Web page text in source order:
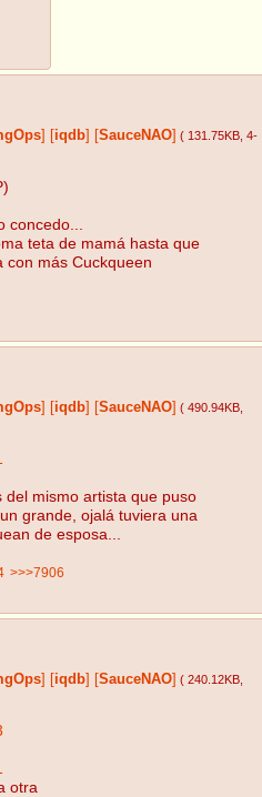
iqdb SauceNAO ( 131.75KB , 4-
concedo...
teta de mamá hasta que
con más Cuckqueen
iqdb SauceNAO ( 490.94KB
del mismo artista que puso
grande, ojalá tuviera una
de esposa...
>>>7906
iqdb SauceNAO ( 240.12KB
otra